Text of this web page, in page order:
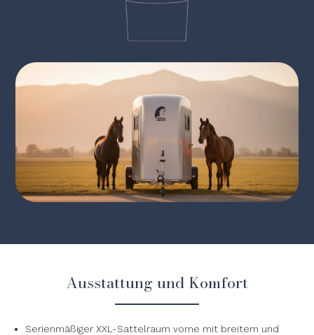
Ausstattung und Komfort
Serienmäßiger XXL-Sattelraum vorne mit breitem und